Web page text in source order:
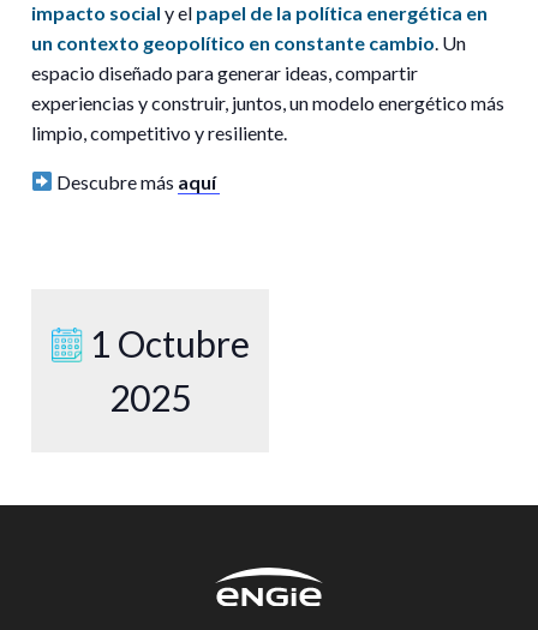
impacto social y el papel de la política energética en
un contexto geopolítico en constante cambio. Un
espacio diseñado para generar ideas, compartir
experiencias y construir, juntos, un modelo energético más
limpio, competitivo y resiliente.
Descubre más aquí
1 Octubre
2025